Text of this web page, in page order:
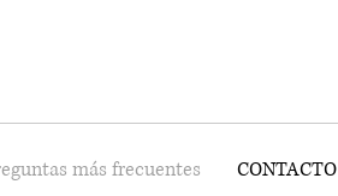
más frecuentes CONTACTO